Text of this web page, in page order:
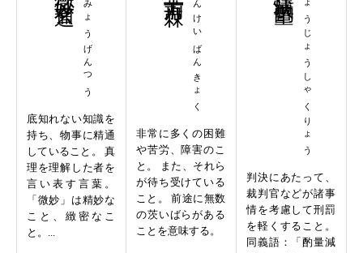
びみょうげんつう
底知れない知識を
持ち、物事に精通
していること。 真
理を理解した者を
言い表す言葉。
「微妙」は精妙な
こと、緻密なこ
と。...
せんけいばんきょく
非常に多くの困難
や苦労、障害のこ
と。 また、それら
が待ち受けている
こと。 前途に無数
の茨いばらがある
ことを意味する。
じょうじょうしゃくりょう
判決にあたって、
裁判官などが諸事
情を考慮して刑罰
を軽くすること。
同義語：「酌量減